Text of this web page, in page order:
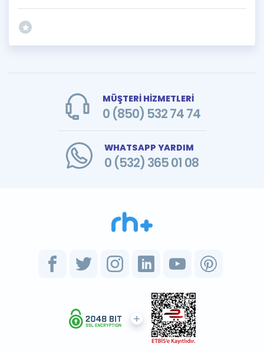
MÜŞTERİ HİZMETLERİ
0 (850) 532 74 74
WHATSAPP YARDIM
0 (532) 365 01 08